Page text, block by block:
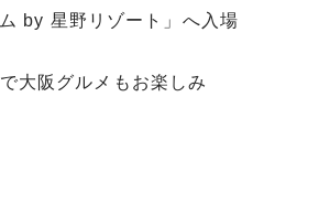
by 星野リゾート」へ入場
大阪グルメもお楽しみ